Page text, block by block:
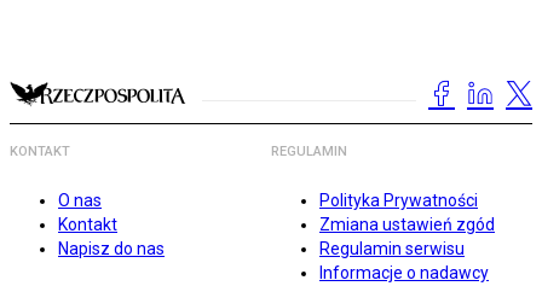
KONTAKT
O nas
Kontakt
Napisz do nas
REGULAMIN
Polityka Prywatności
Zmiana ustawień zgód
Regulamin serwisu
Informacje o nadawcy